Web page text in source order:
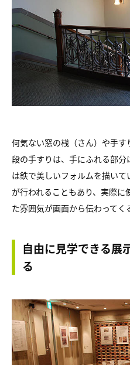
何気ない窓の桟（さん）や手
段の手すりは、手にふれる部
は鉄で美しいフォルムを描い
が行われることもあり、実際
た雰囲気が画面から伝わってく
自由に見学できる展
る